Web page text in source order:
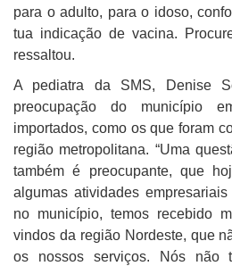
para o adulto, para o idoso,
tua indicação de vacina.
ressaltou.
A pediatra da SMS, Denise
preocupação do município
importados, como os que foram
região metropolitana. “Uma
também é preocupante, que
algumas atividades
no município, temos recebido
vindos da região Nordeste, que
os nossos serviços. Nós não